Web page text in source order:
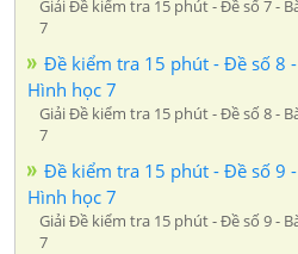
Giải Đề kiểm tra 15 phút - Đề số 7 -
7
Đề kiểm tra 15 phút - Đề số 8
Hình học 7
Giải Đề kiểm tra 15 phút - Đề số 8 -
7
Đề kiểm tra 15 phút - Đề số 9
Hình học 7
Giải Đề kiểm tra 15 phút - Đề số 9 -
7